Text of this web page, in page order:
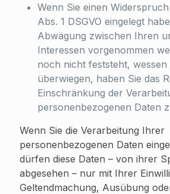
Wenn Sie einen
Abs. 1 DSGVO eingelegt
Abwägung zwischen Ihren
Interessen vorgenommen
noch nicht feststeht, wessen
überwiegen, haben Sie das
Einschränkung der
personenbezogenen Daten
Wenn Sie die Verarbeitung Ihrer
personenbezogenen Daten
dürfen diese Daten – von ihrer
abgesehen – nur mit Ihrer
Geltendmachung, Ausübung